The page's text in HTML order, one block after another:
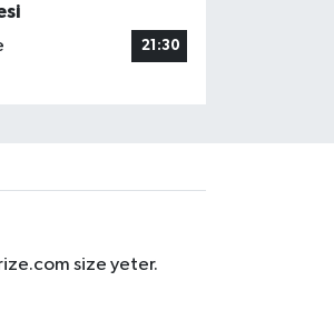
21:30
size yeter.